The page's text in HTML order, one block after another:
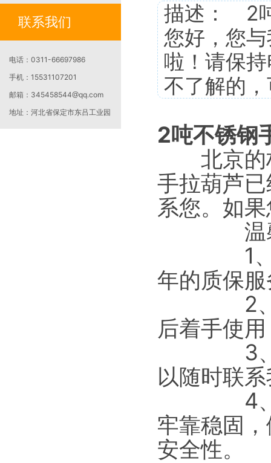
联系我们
电话： 0311-66697986
手机： 15531107201
邮箱： 345458544@qq.com
地址： 河北省保定市东吕工业园
描述： 2
您好，您
啦！请保
不了解的
2吨不锈钢
北京的林
手拉葫芦
系您。如
温馨
1、猎雕
年的质保
2、安装
后着手使
3、如果
以随时联
4、使用
牢靠稳固
安全性。